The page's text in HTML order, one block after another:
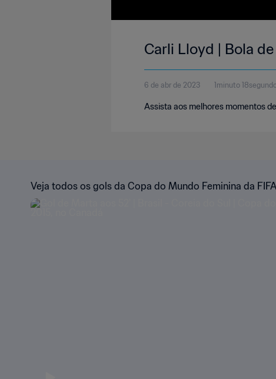
Carli Lloyd | Bola
6 de abr de 2023 1minuto
Assista aos melhores momentos
Veja todos os gols da Copa do Mundo Feminina da